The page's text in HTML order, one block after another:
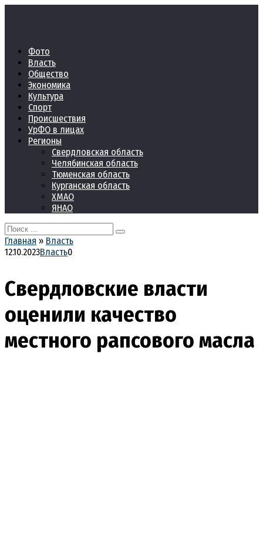
Фото
Власть
Общество
Экономика
Культура
Спорт
Происшествия
УрФО в лицах
Регионы
Свердловская область
Челябинская область
Тюменская область
Курганская область
ХМАО
ЯНАО
Search
for:
Главная » Власть
12.10.2023Власть0
Свердловские власти
оценили качество
местного рапсового масла